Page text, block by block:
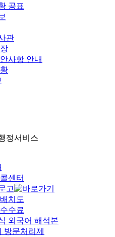
공표
관
사항 안내
정서비스
센터
고
치도
수료
외국어 해석본
방문처리제